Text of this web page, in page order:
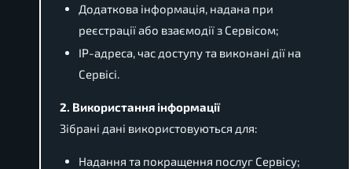
Додаткова інформація, надана при
реєстрації або взаємодії з Сервісом;
IP-адреса, час доступу та виконані дії на
Сервісі.
2. Використання інформації
Зібрані дані використовуються для:
Надання та покращення послуг Сервісу;